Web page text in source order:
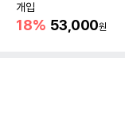
개입
18% 53,000원